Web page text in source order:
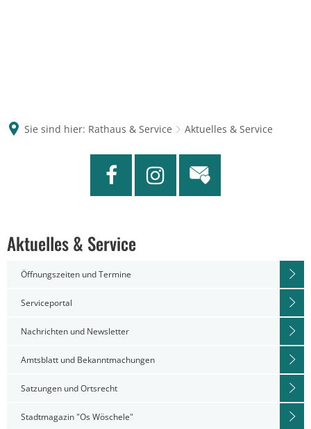
Sie sind hier: Rathaus & Service Aktuelles & Service
Aktuelles & Service
Öffnungszeiten und Termine
Serviceportal
Nachrichten und Newsletter
Amtsblatt und Bekanntmachungen
Satzungen und Ortsrecht
Stadtmagazin "Os Wöschele"